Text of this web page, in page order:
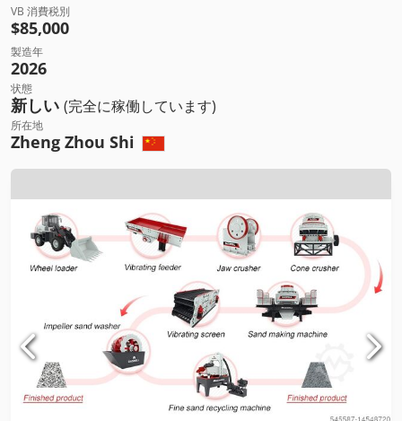
VB 消費税別
$85,000
製造年
2026
状態
新しい (完全に稼働しています)
所在地
Zheng Zhou Shi